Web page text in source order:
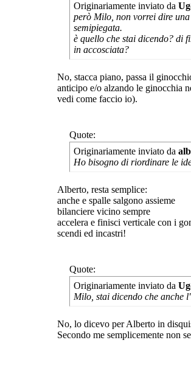
Originariamente inviato da
però Milo, non vorrei dire
semipiegata.
è quello che stai dicendo? di
in accosciata?
No, stacca piano, passa il
anticipo e/o alzando le ginocchia
vedi come faccio io).
Quote:
Originariamente inviato da
Ho bisogno di riordinare le
Alberto, resta semplice:
anche e spalle salgono assieme
bilanciere vicino sempre
accelera e finisci verticale con i
scendi ed incastri!
Quote:
Originariamente inviato da
Milo, stai dicendo che anche
No, lo dicevo per Alberto in
Secondo me semplicemente non